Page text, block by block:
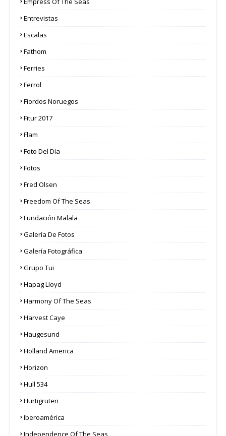
Entrevistas
Escalas
Fathom
Ferries
Ferrol
Fiordos Noruegos
Fitur 2017
Flam
Foto Del Día
Fotos
Fred Olsen
Freedom Of The Seas
Fundación Malala
Galería De Fotos
Galería Fotográfica
Grupo Tui
Hapag Lloyd
Harmony Of The Seas
Harvest Caye
Haugesund
Holland America
Horizon
Hull 534
Hurtigruten
Iberoamérica
Independence Of The Seas